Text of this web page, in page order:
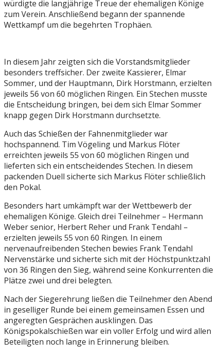
würdigte die langjährige Treue der ehemaligen Könige
zum Verein. Anschließend begann der spannende
Wettkampf um die begehrten Trophäen.
In diesem Jahr zeigten sich die Vorstandsmitglieder
besonders treffsicher. Der zweite Kassierer, Elmar
Sommer, und der Hauptmann, Dirk Horstmann, erzielten
jeweils 56 von 60 möglichen Ringen. Ein Stechen musste
die Entscheidung bringen, bei dem sich Elmar Sommer
knapp gegen Dirk Horstmann durchsetzte.
Auch das Schießen der Fahnenmitglieder war
hochspannend. Tim Vögeling und Markus Flöter
erreichten jeweils 55 von 60 möglichen Ringen und
lieferten sich ein entscheidendes Stechen. In diesem
packenden Duell sicherte sich Markus Flöter schließlich
den Pokal.
Besonders hart umkämpft war der Wettbewerb der
ehemaligen Könige. Gleich drei Teilnehmer – Hermann
Weber senior, Herbert Reher und Frank Tendahl –
erzielten jeweils 55 von 60 Ringen. In einem
nervenaufreibenden Stechen bewies Frank Tendahl
Nervenstärke und sicherte sich mit der Höchstpunktzahl
von 36 Ringen den Sieg, während seine Konkurrenten die
Plätze zwei und drei belegten.
Nach der Siegerehrung ließen die Teilnehmer den Abend
in geselliger Runde bei einem gemeinsamen Essen und
angeregten Gesprächen ausklingen. Das
Königspokalschießen war ein voller Erfolg und wird allen
Beteiligten noch lange in Erinnerung bleiben.